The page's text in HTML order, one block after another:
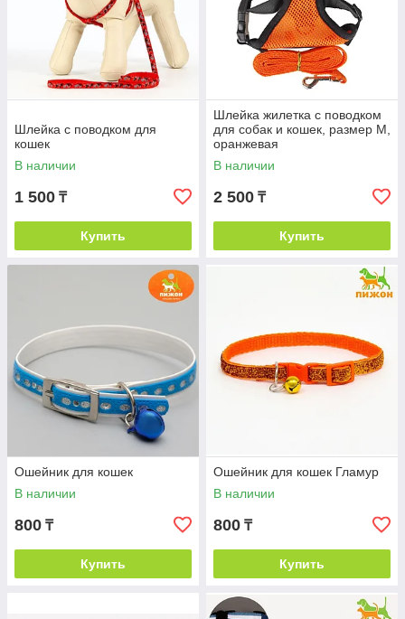
Шлейка с поводком для
кошек
В наличии
1 500 ₸
Купить
Шлейка жилетка с поводком
для собак и кошек, размер М,
оранжевая
В наличии
2 500 ₸
Купить
Ошейник для кошек
В наличии
800 ₸
Купить
Ошейник для кошек Гламур
В наличии
800 ₸
Купить